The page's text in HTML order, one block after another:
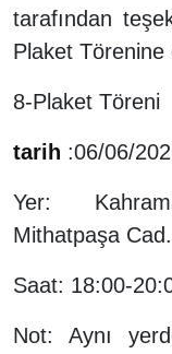
tarafından
Plaket Törenine
8-Plaket Töreni
tarih :06/06/
Yer:
Mithatpaşa
Saat: 18:00-
Not: Aynı